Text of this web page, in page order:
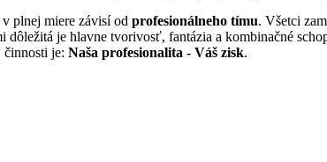
plnej miere závisí od profesionálneho tímu. Všetci
dôležitá je hlavne tvorivosť, fantázia a kombinačné
činnosti je: Naša profesionalita - Váš zisk.